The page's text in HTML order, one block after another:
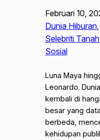
Februari 10,
Dunia Hiburan,
Selebriti
Sosial
Luna Maya
Leonardo.
kembali di
besar yang
berbeda,
kehidupan